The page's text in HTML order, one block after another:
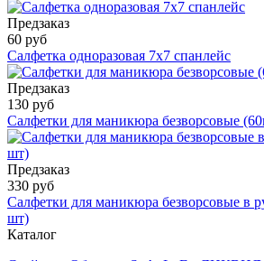
Предзаказ
60 руб
Салфетка одноразовая 7х7 спанлейс
Предзаказ
130 руб
Салфетки для маникюра безворсовые
Предзаказ
330 руб
Салфетки для маникюра безворсовые в
шт)
Каталог